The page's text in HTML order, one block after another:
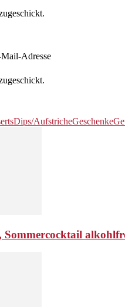
Adresse
Dips/AufstricheGeschenke